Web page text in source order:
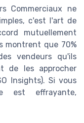
Commerciaux ne
c'est l'art de
mutuellement
montrent que 70%
vendeurs qu'ils
de les approcher
Insights). Si vous
est effrayante,